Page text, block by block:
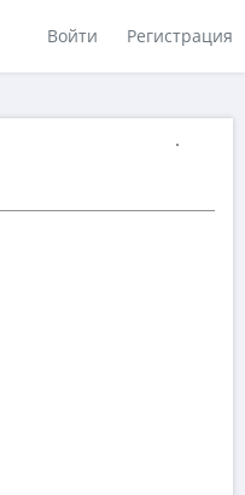
Войти Регистрация